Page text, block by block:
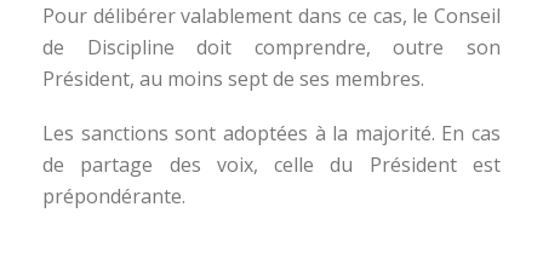
Pour délibérer valablement dans ce cas, le Conseil
de Discipline doit comprendre, outre son
Président, au moins sept de ses membres.
Les sanctions sont adoptées à la majorité. En cas
de partage des voix, celle du Président est
prépondérante.